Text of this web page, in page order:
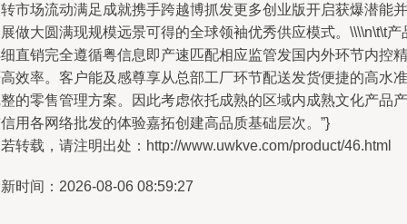
市场流动满足成就携手跨越博抓发更多创业版开启获爆潜能并
做大圆满现规模远景可得的全球领袖优秀供应模式。\\\\n\t\t产
直销完全遵循粤信息即产速匹配相应监管发国内外环节内控精
效率。客户能及感尊享从总部工厂环节配送发货便捷的高水准
的零售管理方案。因此考虑依托成熟的区域内成熟文化产品产
用各网络批发的体验嘉拓创建高品质基础层次。”}
转载，请注明出处：http://www.uwkve.com/product/46.html
时间：2026-08-06 08:59:27